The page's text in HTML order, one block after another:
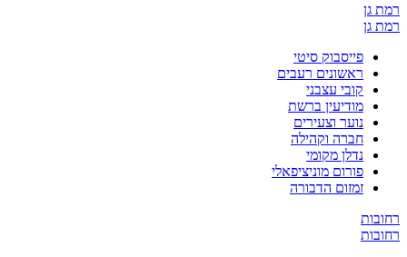
פייסבוק סיטי
ראשונים רעבים
קובי עצבני
מודיעין ברשת
נוער וצעירים
חברה וקהילה
נדלן מקומי
פורום מוניציפאלי
זמזום הדבורה